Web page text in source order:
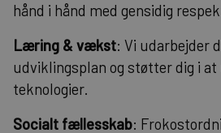
hånd i hånd med gensidig
Læring & vækst: Vi udarbejder
udviklingsplan og støtter dig i at
teknologier.
Socialt fællesskab: